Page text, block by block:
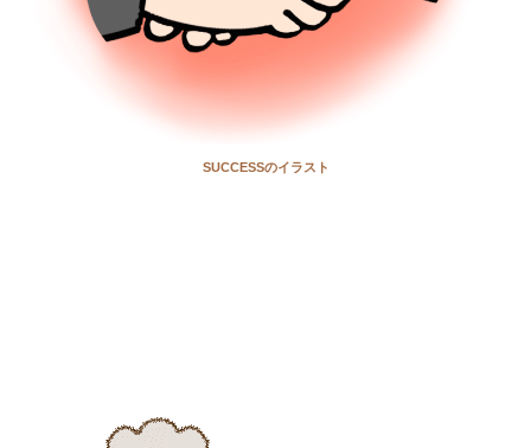
SUCCESSのイラスト